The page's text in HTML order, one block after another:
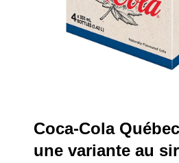
Coca-Cola
une variante au